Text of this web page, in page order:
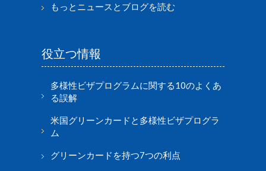
もっとニュースとブログを読む
役立つ情報
多様性ビザプログラムに関する10のよくあ
る誤解
米国グリーンカードと多様性ビザプログラ
ム
グリーンカードを持つ7つの利点